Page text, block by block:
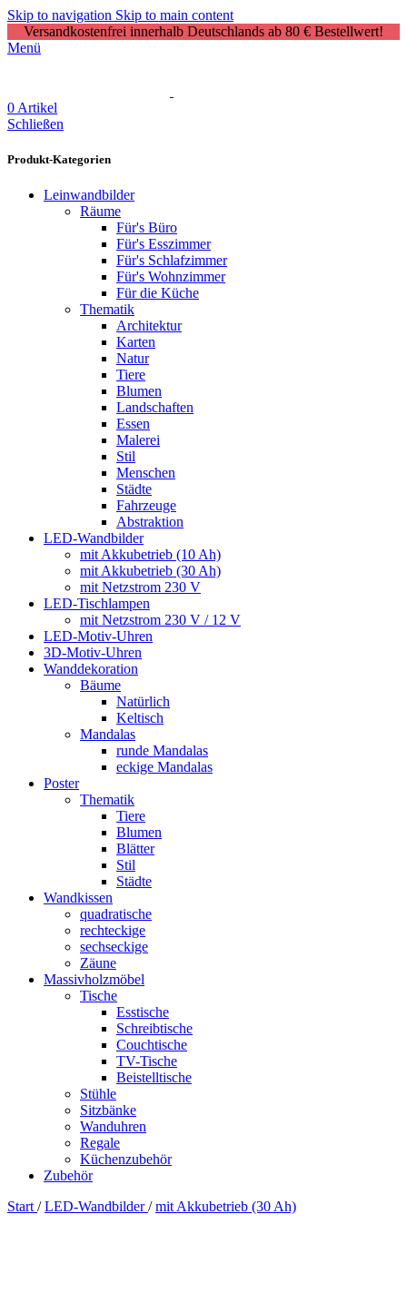
Skip to navigation Skip to main content
Versandkostenfrei innerhalb Deutschlands ab 80 € Bestellwert!
Menü
0 Artikel
Schließen
Produkt-Kategorien
Leinwandbilder
Räume
Für's Büro
Für's Esszimmer
Für's Schlafzimmer
Für's Wohnzimmer
Für die Küche
Thematik
Architektur
Karten
Natur
Tiere
Blumen
Landschaften
Essen
Malerei
Stil
Menschen
Städte
Fahrzeuge
Abstraktion
LED-Wandbilder
mit Akkubetrieb (10 Ah)
mit Akkubetrieb (30 Ah)
mit Netzstrom 230 V
LED-Tischlampen
mit Netzstrom 230 V / 12 V
LED-Motiv-Uhren
3D-Motiv-Uhren
Wanddekoration
Bäume
Natürlich
Keltisch
Mandalas
runde Mandalas
eckige Mandalas
Poster
Thematik
Tiere
Blumen
Blätter
Stil
Städte
Wandkissen
quadratische
rechteckige
sechseckige
Zäune
Massivholzmöbel
Tische
Esstische
Schreibtische
Couchtische
TV-Tische
Beistelltische
Stühle
Sitzbänke
Wanduhren
Regale
Küchenzubehör
Zubehör
Start / LED-Wandbilder/ mit Akkubetrieb (30 Ah)